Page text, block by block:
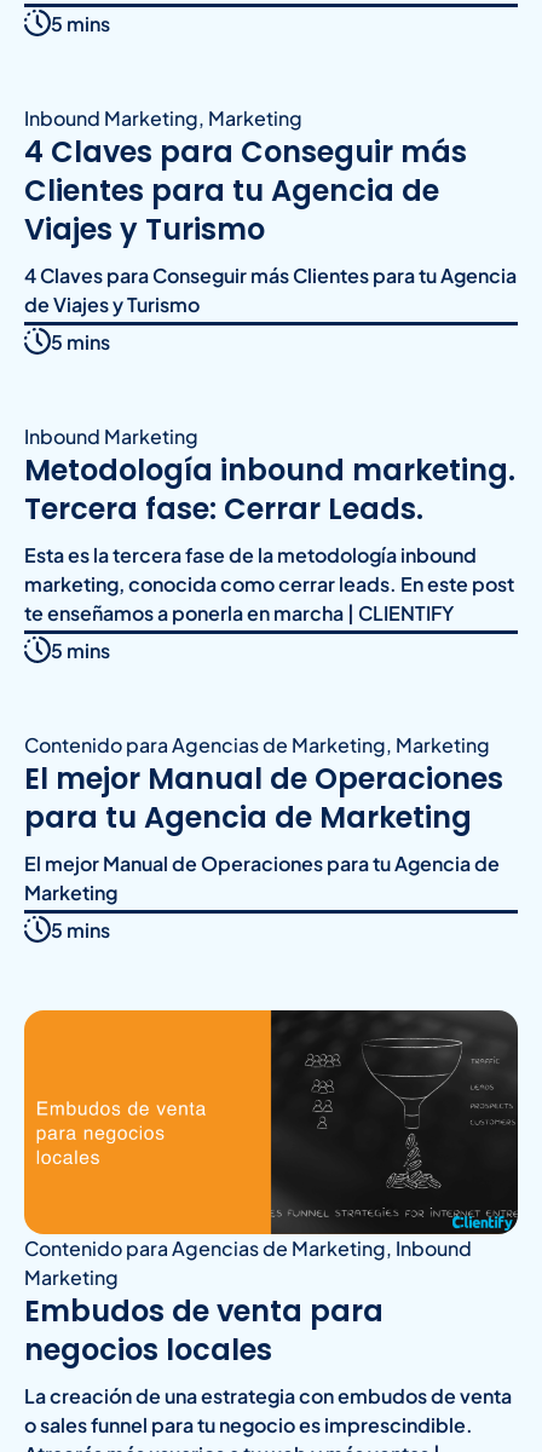
5 mins
Inbound Marketing, Marketing
4 Claves para Conseguir más
Clientes para tu Agencia de
Viajes y Turismo
4 Claves para Conseguir más Clientes para tu Agencia
de Viajes y Turismo
5 mins
Inbound Marketing
Metodología inbound marketing.
Tercera fase: Cerrar Leads.
Esta es la tercera fase de la metodología inbound
marketing, conocida como cerrar leads. En este post
te enseñamos a ponerla en marcha | CLIENTIFY
5 mins
Contenido para Agencias de Marketing, Marketing
El mejor Manual de Operaciones
para tu Agencia de Marketing
El mejor Manual de Operaciones para tu Agencia de
Marketing
5 mins
Contenido para Agencias de Marketing, Inbound
Marketing
Embudos de venta para
negocios locales
La creación de una estrategia con embudos de venta
o sales funnel para tu negocio es imprescindible.